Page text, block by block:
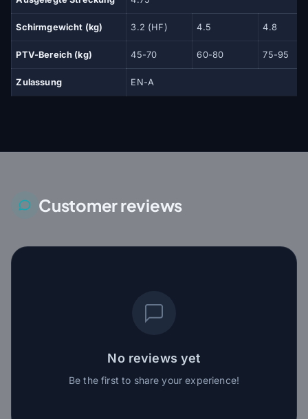
Schirmgewicht (kg) 3.2 (HF) 4.5 4.8
PTV-Bereich (kg) 45-70 60-80 75-95
Zulassung EN-A
Customer reviews
No reviews yet
Be the first to share your experience!